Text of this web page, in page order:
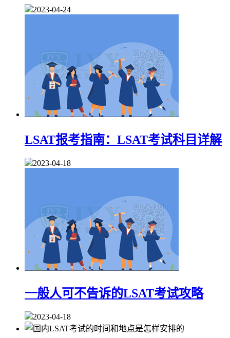
2023-04-24
LSAT报考指南：LSAT考试科目详解
2023-04-18
一般人可不告诉的LSAT考试攻略
2023-04-18